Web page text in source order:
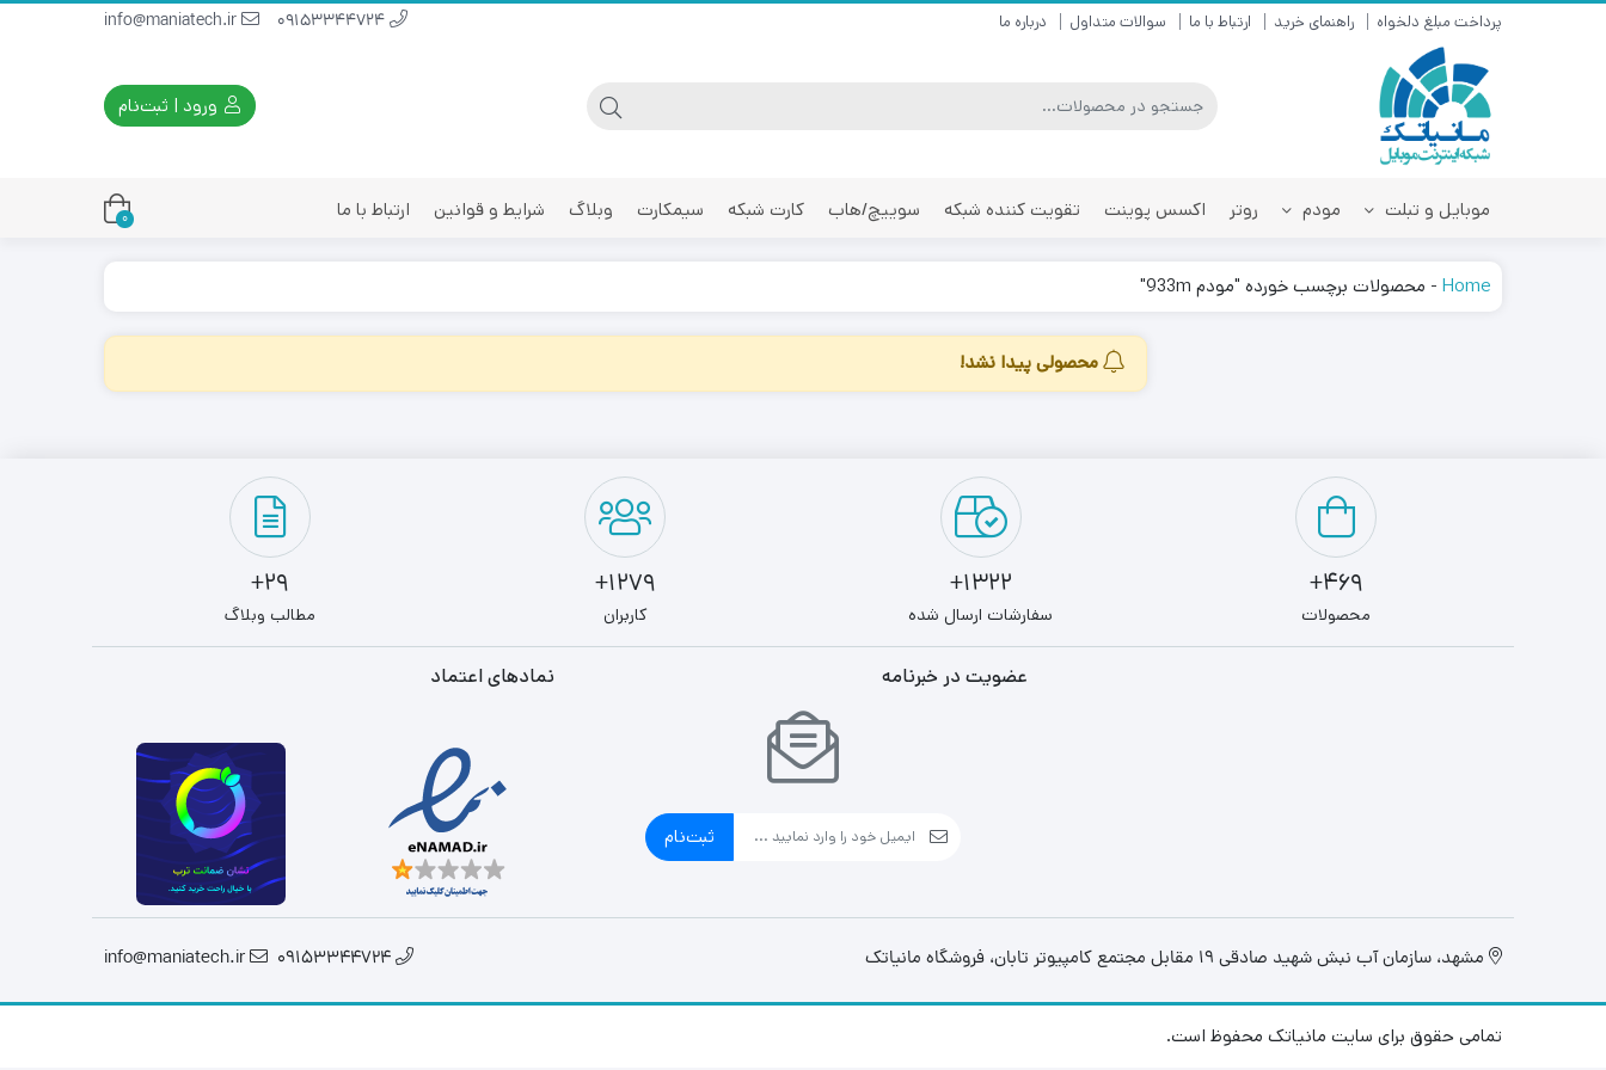
پرداخت مبلغ دلخواه راهنمای خرید ارتباط با ما سوالات متداول درباره ما
ورود | ثبت‌نام
موبایل و تبلت مودم روتر اکسس پوینت تقویت کننده شبکه سوییچ/هاب کارت شبکه سیمکارت وبلاگ شرایط و قوانین ارتباط با ما 0
Home
- محصولات برچسب خورده "مودم 933m"
محصولی پیدا نشد!
469+
محصولات
1322+
سفارشات ارسال شده
1279+
کاربران
29+
مطالب وبلاگ
عضویت در خبرنامه
ثبت‌نام
نمادهای اعتماد
مشهد، سازمان آب نبش شهید صادقی 19 مقابل مجتمع کامپیوتر تابان، فروشگاه مانیاتک 09153344724
info@maniatech.ir
تمامی حقوق برای سایت مانیاتک محفوظ است.